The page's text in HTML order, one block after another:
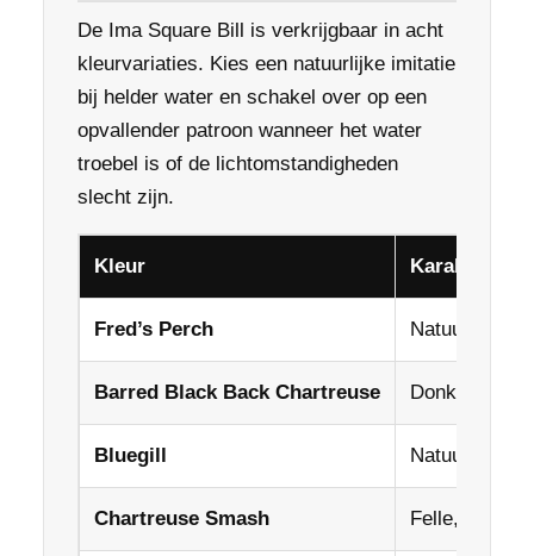
De Ima Square Bill is verkrijgbaar in acht
kleurvariaties. Kies een natuurlijke imitatie
bij helder water en schakel over op een
opvallender patroon wanneer het water
troebel is of de lichtomstandigheden
slecht zijn.
Kleur Karakter
Fred’s Perch Natuurlijke
Barred Black Back Chartreuse Donkere rug
Bluegill Natuurlijke
Chartreuse Smash Felle,